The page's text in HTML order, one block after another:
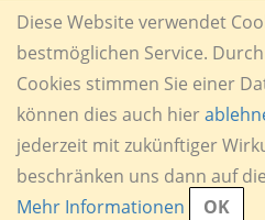
Diese Website verwendet
bestmöglichen Service.
Cookies stimmen Sie einer
können dies auch hier
jederzeit mit zukünftiger
beschränken uns dann auf
Mehr Informationen
OK